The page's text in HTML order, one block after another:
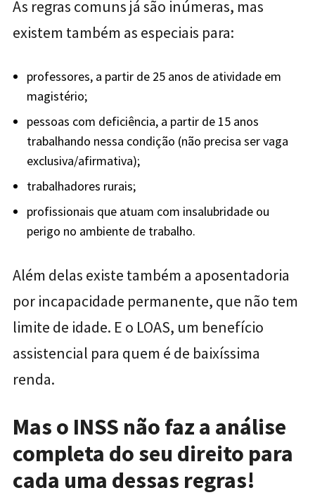
As regras comuns já são inúmeras, mas
existem também as especiais para:
professores, a partir de 25 anos de atividade em
magistério;
pessoas com deficiência, a partir de 15 anos
trabalhando nessa condição (não precisa ser vaga
exclusiva/afirmativa);
trabalhadores rurais;
profissionais que atuam com insalubridade ou
perigo no ambiente de trabalho.
Além delas existe também a aposentadoria
por incapacidade permanente, que não tem
limite de idade. E o LOAS, um benefício
assistencial para quem é de baixíssima
renda.
Mas o INSS não faz a análise
completa do seu direito para
cada uma dessas regras!